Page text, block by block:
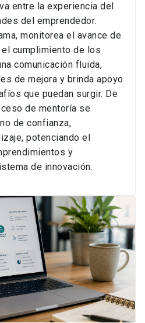
entre la experiencia del
del emprendedor.
monitorea el avance de
cumplimiento de los
comunicación fluida,
de mejora y brinda apoyo
que puedan surgir. De
de mentoría se
de confianza,
potenciando el
y
de innovación.